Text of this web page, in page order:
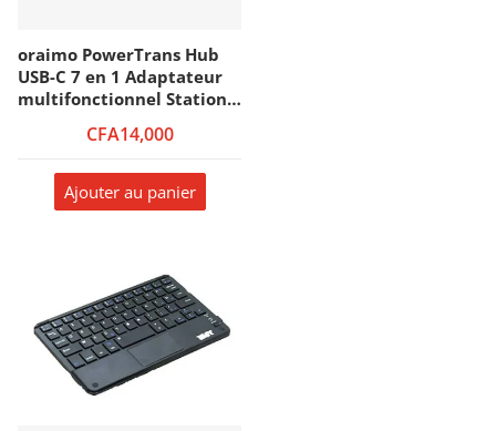
oraimo PowerTrans Hub
USB-C 7 en 1 Adaptateur
multifonctionnel Station
CFA14,000
Ajouter au panier